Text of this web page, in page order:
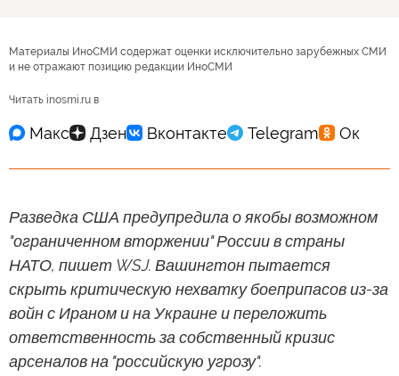
Материалы ИноСМИ содержат оценки исключительно зарубежных СМИ
и не отражают позицию редакции ИноСМИ
Читать inosmi.ru в
Разведка США предупредила о якобы возможном
"ограниченном вторжении" России в страны
НАТО, пишет WSJ. Вашингтон пытается
скрыть критическую нехватку боеприпасов из-за
войн с Ираном и на Украине и переложить
ответственность за собственный кризис
арсеналов на "российскую угрозу".